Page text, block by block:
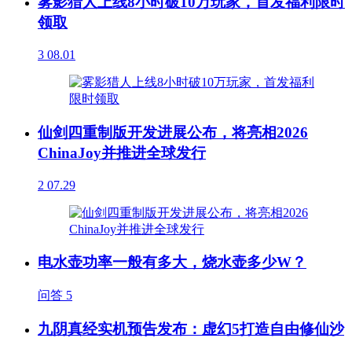
领取
3 08.01
仙剑四重制版开发进展公布，将亮相2026
ChinaJoy并推进全球发行
2 07.29
电水壶功率一般有多大，烧水壶多少W？
问答 5
九阴真经实机预告发布：虚幻5打造自由修仙沙